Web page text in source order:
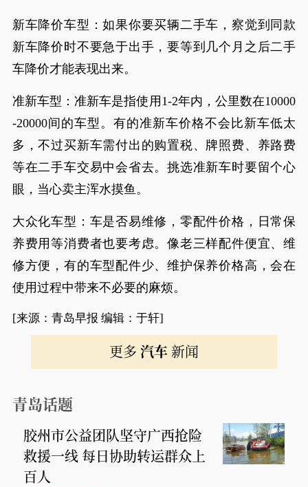
新车降价车型：如果你要买辆二手车，察觉到同款
新车降价时不要急于出手，要等到几个月之后二手
车降价才能表现出来。
准新车型：准新车是指使用1-2年内，公里数在10000
-20000间的车型。有的准新车价格不会比新车低太
多，不过买新车需付出的购置税、牌照费、养路费
等在二手车交易中会省去。挑选准新车时要留个心
眼，当心卖主浑水摸鱼。
大众化车型：车是否易维修，零配件价格，日常保
养费用等消费者也要考虑。像老三样配件便宜、维
修方便，有的车型配件少、维护保养价格高，会在
使用过程中带来不必要的麻烦。
[来源：青岛早报 编辑：于轩]
更多 汽车新闻
青岛话题
胶州市公益团队坚守广西抢险
救援一线 每日协助转运群众上
百人